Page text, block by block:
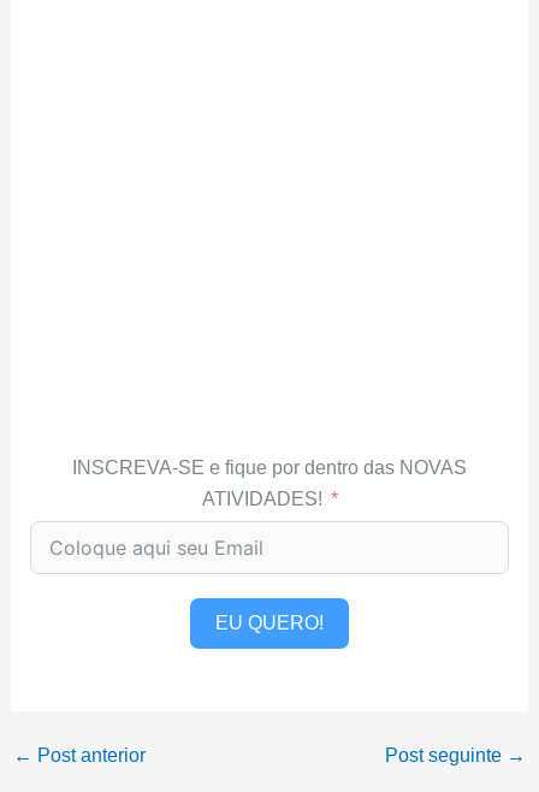
INSCREVA-SE e fique por dentro das NOVAS
ATIVIDADES!
EU QUERO!
← Post anterior Post seguinte →